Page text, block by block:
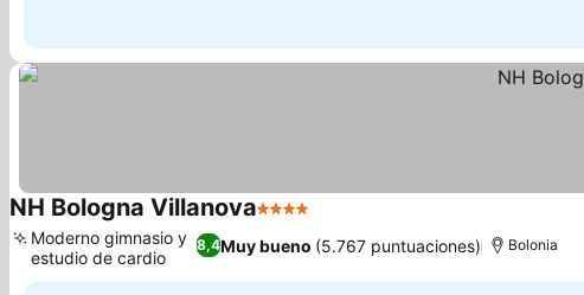
NH Bologna Villanova4 Estrellas
8,4Muy bueno (5.767 puntuaciones)
Moderno gimnasio y
estudio de cardio
Bolonia